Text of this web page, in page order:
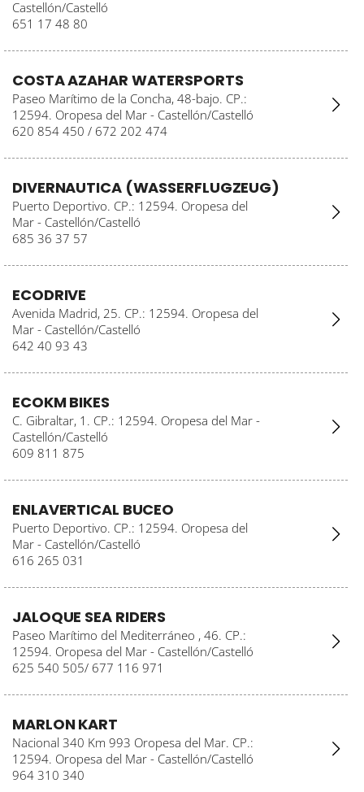
Castellón/Castelló
651 17 48 80
COSTA AZAHAR WATERSPORTS
Paseo Marítimo de la Concha, 48-bajo. CP.:
12594. Oropesa del Mar - Castellón/Castelló
620 854 450 / 672 202 474
DIVERNAUTICA (WASSERFLUGZEUG)
Puerto Deportivo. CP.: 12594. Oropesa del
Mar - Castellón/Castelló
685 36 37 57
ECODRIVE
Avenida Madrid, 25. CP.: 12594. Oropesa del
Mar - Castellón/Castelló
642 40 93 43
ECOKM BIKES
C. Gibraltar, 1. CP.: 12594. Oropesa del Mar -
Castellón/Castelló
609 811 875
ENLAVERTICAL BUCEO
Puerto Deportivo. CP.: 12594. Oropesa del
Mar - Castellón/Castelló
616 265 031
JALOQUE SEA RIDERS
Paseo Marítimo del Mediterráneo , 46. CP.:
12594. Oropesa del Mar - Castellón/Castelló
625 540 505/ 677 116 971
MARLON KART
Nacional 340 Km 993 Oropesa del Mar. CP.:
12594. Oropesa del Mar - Castellón/Castelló
964 310 340